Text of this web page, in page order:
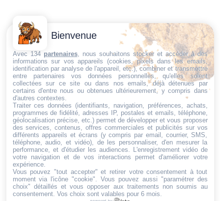
Trouvez ce qu'il vous faut,
au bon endroit
Conditions
générales
de vente
Politique de
cookies
Politique de
confidentialité
Mentions
légales
Conditions de
retour et de
remboursement
Droit de
rétractation
Contactez-
Nous
Email:
dt@sasbms.fr
Bienvenue
Avec 134 partenaires, nous souhaitons stocker et accéder à des
informations sur vos appareils (cookies, pixels dans les emails,
identification par analyse de l'appareil, etc.), combiner et transmettre
entre partenaires vos données personnelles, qu'elles soient
collectées sur ce site ou dans nos emails, déjà détenues par
certains d'entre nous ou obtenues ultérieurement, y compris dans
d'autres contextes.
Traiter ces données (identifiants, navigation, préférences, achats,
programmes de fidélité, adresses IP, postales et emails, téléphone,
géolocalisation précise, etc.) permet de développer et vous proposer
des services, contenus, offres commerciales et publicités sur vos
différents appareils et écrans (y compris par email, courrier, SMS,
téléphone, audio, et vidéo), de les personnaliser, d'en mesurer la
performance, et d'étudier les audiences. L'enregistrement vidéo de
votre navigation et de vos interactions permet d'améliorer votre
expérience.
Vous pouvez "tout accepter" et retirer votre consentement à tout
moment via l'icône "cookie" . Vous pouvez aussi "paramétrer des
choix" détaillés et vous opposer aux traitements non soumis au
consentement. Vos choix sont valables pour 6 mois.